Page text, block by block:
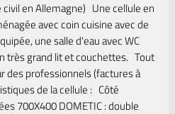
civil en Allemagne) Une cellule en
avec coin cuisine avec de
une salle d'eau avec WC
très grand lit et couchettes. Tout
des professionnels (factures à
de la cellule : Côté
700X400 DOMETIC : double